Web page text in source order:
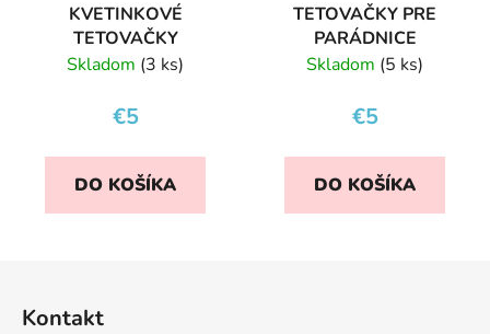
KVETINKOVÉ
TETOVAČKY
Skladom (3 ks)
€5
DO KOŠÍKA
TETOVAČKY PRE
PARÁDNICE
Skladom (5 ks)
€5
DO KOŠÍKA
Kontakt